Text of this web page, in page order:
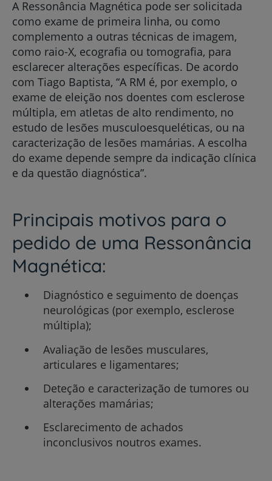
A Ressonância Magnética pode ser solicitada
como exame de primeira linha, ou como
complemento a outras técnicas de imagem,
como raio-X, ecografia ou tomografia, para
esclarecer alterações específicas. De acordo
com Tiago Baptista, “A RM é, por exemplo, o
exame de eleição nos doentes com esclerose
múltipla, em atletas de alto rendimento, no
estudo de lesões musculoesqueléticas, ou na
caracterização de lesões mamárias. A escolha
do exame depende sempre da indicação clínica
e da questão diagnóstica”.
Principais motivos para o
pedido de uma Ressonância
Magnética:
Diagnóstico e seguimento de doenças
neurológicas (por exemplo, esclerose
múltipla);
Avaliação de lesões musculares,
articulares e ligamentares;
Deteção e caracterização de tumores ou
alterações mamárias;
Esclarecimento de achados
inconclusivos noutros exames.